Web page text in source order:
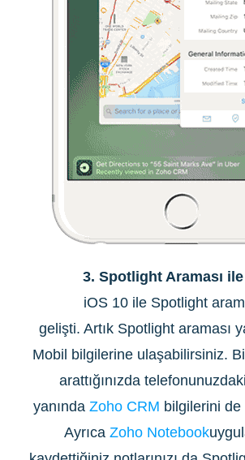
3. Spotlight Araması ile
iOS 10 ile Spotlight
gelişti. Artık Spotlight araması
Mobil bilgilerine ulaşabilirsiniz.
arattığınızda
yanında Zoho CRM bilgilerini
Ayrıca Zoho Notebook